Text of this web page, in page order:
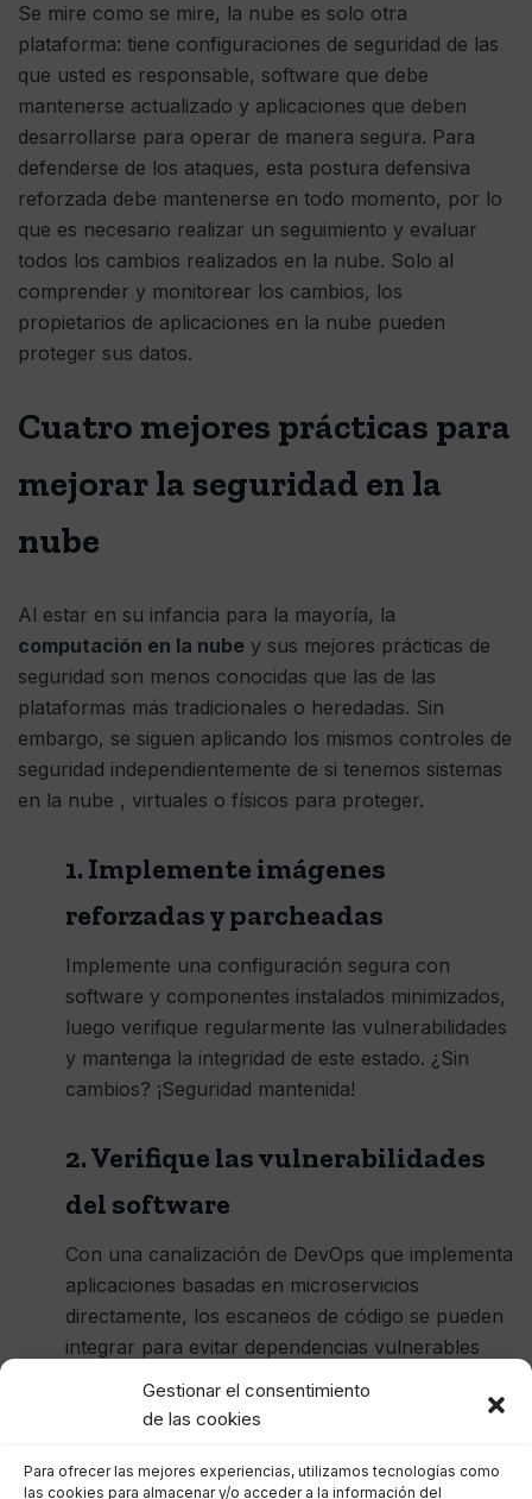
Gestionar el consentimiento
de las cookies
Para ofrecer las mejores experiencias, utilizamos tecnologías como
las cookies para almacenar y/o acceder a la información del
Se mire como se mire, la nube es solo otra
plataforma: tiene configuraciones de seguridad de las
que usted es responsable, software que debe
mantenerse actualizado y aplicaciones que deben
desarrollarse para operar de manera segura. Para
defenderse de los ataques, esta postura defensiva
reforzada debe mantenerse en todo momento, por lo
que es necesario realizar un seguimiento y evaluar
todos los cambios realizados en la nube. Solo al
comprender y monitorear los cambios, los
propietarios de aplicaciones en la nube pueden
proteger sus datos.
Cuatro mejores prácticas para
mejorar la seguridad en la
nube
Al estar en su infancia para la mayoría, la
computación en la nube y sus mejores prácticas de
seguridad son menos conocidas que las de las
plataformas más tradicionales o heredadas. Sin
embargo, se siguen aplicando los mismos controles de
seguridad independientemente de si tenemos sistemas
en la nube , virtuales o físicos para proteger.
1. Implemente imágenes
reforzadas y parcheadas
Implemente una configuración segura con
software y componentes instalados minimizados,
luego verifique regularmente las vulnerabilidades
y mantenga la integridad de este estado. ¿Sin
cambios? ¡Seguridad mantenida!
2. Verifique las vulnerabilidades
del software
Con una canalización de DevOps que implementa
aplicaciones basadas en microservicios
directamente, los escaneos de código se pueden
integrar para evitar dependencias vulnerables
conocidas. Pero si bien las intervenciones
integradas son bienvenidas, a menos que esté
diario, la necesidad de proporcionar evaluaciones